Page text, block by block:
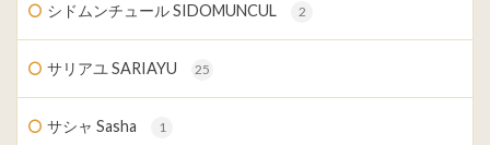
シドムンチュール SIDOMUNCUL 2
サリアユ SARIAYU 25
サシャ Sasha 1